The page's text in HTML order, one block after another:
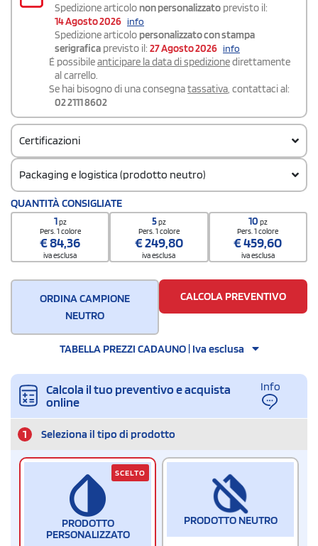
Spedizione articolo non personalizzato previsto il:
14 Agosto 2026 info
Spedizione articolo personalizzato con stampa
serigrafica previsto il: 27 Agosto 2026 info
É possibileanticipare la data di spedizionedirettamente
al carrello.
Se hai bisogno di una consegnatassativa, contattaci al:
02 2111 8602
Certificazioni
Packaging e logistica (prodotto neutro)
Codice doganale
61102091
QUANTITÀ CONSIGLIATE
1pz
Pers. 1 colore
€84,36
iva esclusa
5pz
Pers. 1 colore
€249,80
iva esclusa
10 pz
Pers. 1 colore
€459,60
iva esclusa
ORDINA CAMPIONE
NEUTRO
CALCOLA PREVENTIVO
TABELLA PREZZI CADAUNO | Iva esclusa
Calcola il tuo preventivo e acquista
online
Info
1 Seleziona il tipo di prodotto
PRODOTTO
PERSONALIZZATO
SCELTO
PRODOTTO NEUTRO